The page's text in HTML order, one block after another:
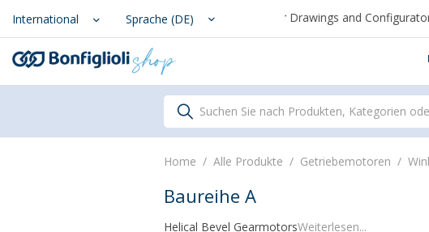
Scegli il Paese o territorio in cui sei
International Sprache (DE)
From August 7th to September 1st, support for Drawings and Configurator
Suchen Sie nach Produkten, Kategorien
Home Alle Produkte Getriebemotoren
Baureihe A
Helical Bevel GearmotorsWeiterlesen...